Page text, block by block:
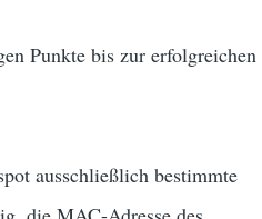
Punkte bis zur erfolgreichen
ausschließlich bestimmte